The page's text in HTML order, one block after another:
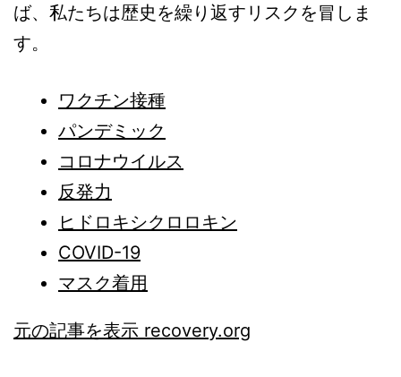
ば、私たちは歴史を繰り返すリスクを冒しま
す。
ワクチン接種
パンデミック
コロナウイルス
反発力
ヒドロキシクロロキン
COVID-19
マスク着用
元の記事を表示 recovery.org